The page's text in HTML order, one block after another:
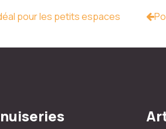
pour les petits espaces